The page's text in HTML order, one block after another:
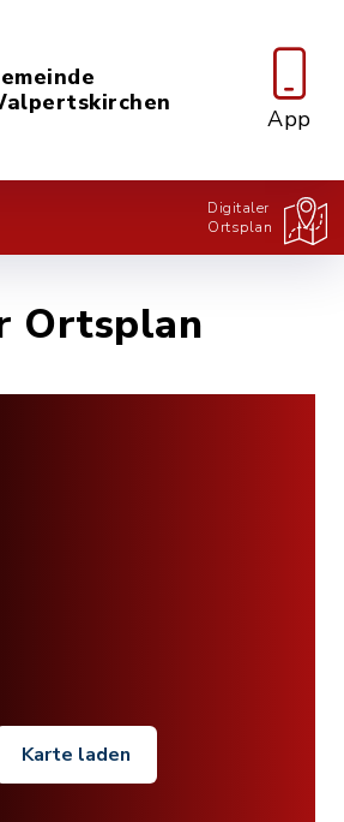
App
Digitaler
Ortsplan
Ortsplan
Karte laden